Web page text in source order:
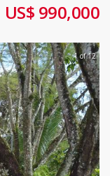
US$ 990,000
1 of 12